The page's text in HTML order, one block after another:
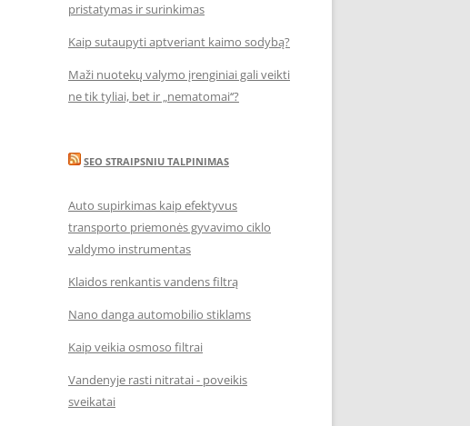
pristatymas ir surinkimas
Kaip sutaupyti aptveriant kaimo sodybą?
Maži nuotekų valymo įrenginiai gali veikti
ne tik tyliai, bet ir „nematomai‘‘?
SEO STRAIPSNIU TALPINIMAS
Auto supirkimas kaip efektyvus
transporto priemonės gyvavimo ciklo
valdymo instrumentas
Klaidos renkantis vandens filtrą
Nano danga automobilio stiklams
Kaip veikia osmoso filtrai
Vandenyje rasti nitratai - poveikis
sveikatai